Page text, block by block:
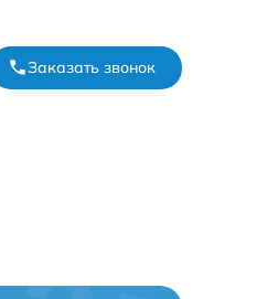
Заказать звонок